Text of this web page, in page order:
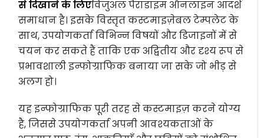
से दिखाने के लिएविजुअल पैराडाइम ऑनलाइन आदर्श
समाधान है। इसके विस्तृत कस्टमाइज़ेबल टेम्पलेट के
साथ, उपयोगकर्ता विभिन्न विषयों और डिजाइनों में से
चयन कर सकते हैं ताकि एक अद्वितीय और दृश्य रूप से
प्रभावशाली इन्फोग्राफिक बनाया जा सके जो भीड़ से
अलग हो।
यह इन्फोग्राफिक पूरी तरह से कस्टमाइज़ करने योग्य
है, जिससे उपयोगकर्ता अपनी आवश्यकताओं के